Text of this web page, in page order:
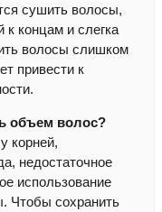
сушить волосы,
к концам и слегка
волосы слишком
привести к
объем волос?
корней,
недостаточное
использование
Чтобы сохранить